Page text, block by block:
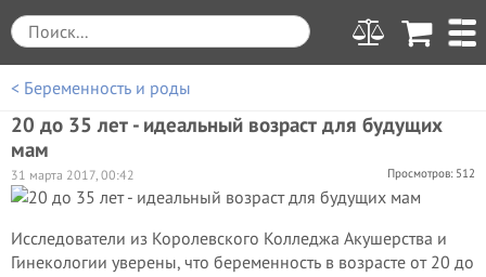
< Беременность и роды
20 до 35 лет - идеальный возраст для будущих
мам
Просмотров: 512
31 марта 2017, 00:42
Исследователи из Королевского Колледжа Акушерства и
Гинекологии уверены, что беременность в возрасте от 20 до